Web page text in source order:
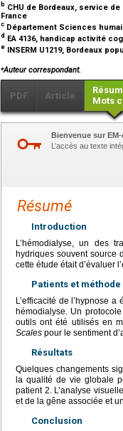
b CHU de Bordeaux, service
France
c Département Sciences
d EA 4136, handicap activité
e INSERM U1219, Bordeaux
⁎Auteur correspondant.
PDF Article
Mots
Bienvenue sur
L’accès au texte
Résumé
Introduction
L’hémodialyse, un des
hydriques souvent source
cette étude était d’évaluer
Patients et méthode
L’efficacité de l’hypnose
hémodialyse. Un
outils ont été utilisés en
Scales pour le sentiment
Résultats
Quelques changements
la qualité de vie globale
patient 2. L’analyse
et de la gêne associée et
Conclusion